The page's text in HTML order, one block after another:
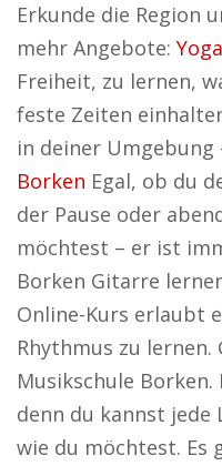
Erkunde die Region
mehr Angebote:
Freiheit, zu lernen,
feste Zeiten
in deiner Umgebung
Borken Egal, ob du
der Pause oder
möchtest – er ist
Borken Gitarre
Online-Kurs erlaubt
Rhythmus zu
Musikschule
denn du kannst
wie du möchtest. Es